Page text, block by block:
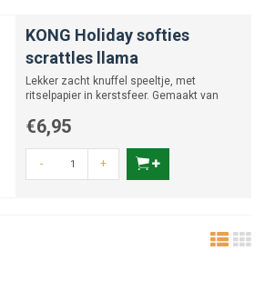
KONG Holiday softies
scrattles llama
Lekker zacht knuffel speeltje, met
ritselpapier in kerstsfeer. Gemaakt van
€6,95
- +